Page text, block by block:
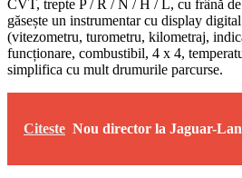
CVT, trepte P / R / N / H / L, cu frână
găsește un instrumentar cu display
(vitezometru, turometru, kilometraj,
funcționare, combustibil, 4 x 4,
simplifica cu mult drumurile parcurse.
Citeste Nou director la Jaguar-